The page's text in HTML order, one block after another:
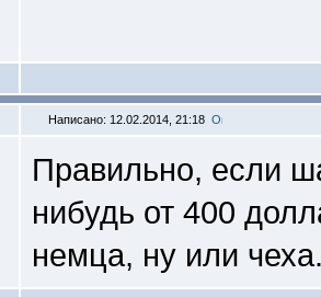
Написано: 12.02.2014, 21:18
Правильно, если
нибудь от 400
немца, ну или